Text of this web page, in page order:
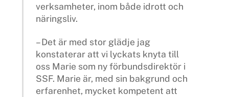
verksamheter, inom både idrott och
näringsliv.
– Det är med stor glädje jag
konstaterar att vi lyckats knyta till
oss Marie som ny förbundsdirektör i
SSF. Marie är, med sin bakgrund och
erfarenhet, mycket kompetent att